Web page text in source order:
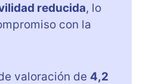
reducida, lo
con la
valoración de 4,2